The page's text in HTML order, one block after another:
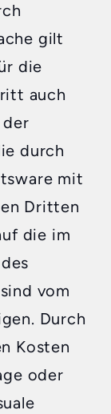
gilt
die
auch
durch
mit
Dritten
die im
vom
Durch
Kosten
oder